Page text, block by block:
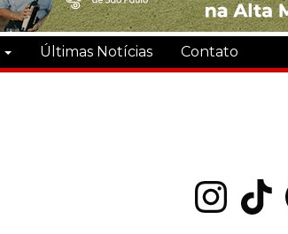
Últimas Notícias Contato
InstagramTikTok